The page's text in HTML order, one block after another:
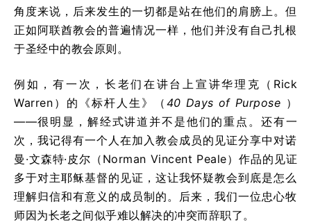
角度来说，后来发生的一切都是站在他们的肩膀上。但
正如阿联酋教会的普遍情况一样，他们并没有自己扎根
于圣经中的教会原则。
例如，有一次，长老们在讲台上宣讲华理克（Rick
Warren）的《标杆人生》（ 40 Days of Purpose ）
——很明显，解经式讲道并不是他们的重点。还有一
次，我记得有一个人在加入教会成员的见证分享中对诺
曼·文森特·皮尔（Norman Vincent Peale）作品的见证
多于对主耶稣基督的见证，这让我怀疑教会到底是怎么
理解归信和有意义的成员制的。后来，我们一位忠心牧
师因为长老之间似乎难以解决的冲突而辞职了。